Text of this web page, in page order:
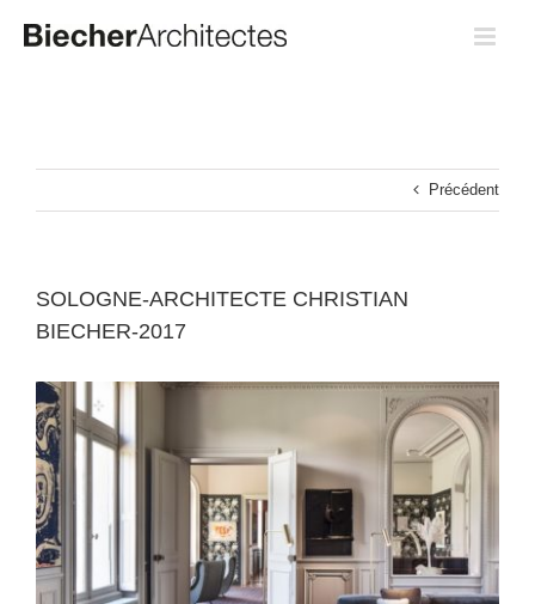
Précédent
SOLOGNE-ARCHITECTE CHRISTIAN
BIECHER-2017